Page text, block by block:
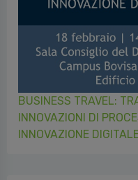
BUSINESS TRAVEL:
INNOVAZIONI DI
INNOVAZIONE